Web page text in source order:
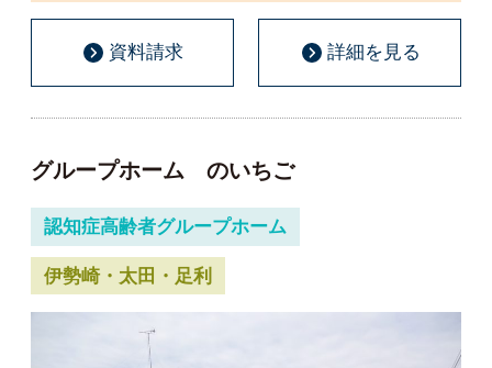
資料請求 詳細を見る
グループホーム のいちご
認知症高齢者グループホーム
伊勢崎・太田・足利